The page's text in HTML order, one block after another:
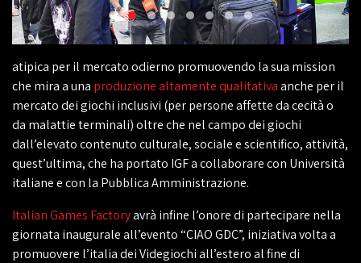
atipica per il mercato odierno promuovendo la sua mission
che mira a una produzione altamente qualitativaanche per il
mercato dei giochi inclusivi (per persone affette da cecità o
da malattie terminali) oltre che nel campo dei giochi
dall’elevato contenuto culturale, sociale e scientifico, attività,
quest’ultima, che ha portato IGF a collaborare con Università
italiane e con la Pubblica Amministrazione.
Italian Games Factoryavrà infine l’onore di partecipare nella
giornata inaugurale all’evento “CIAO GDC”, iniziativa volta a
promuovere l’italia dei Videgiochi all’estero al fine di